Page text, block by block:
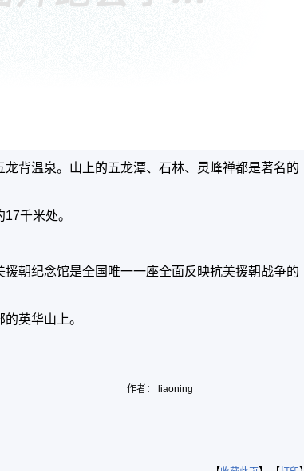
龙背温泉。山上的五龙潭、石林、灵峰禅都是著名的
千米处。
朝纪念馆是全国唯一一座全面反映抗美援朝战争的
英华山上。
作者： liaoning